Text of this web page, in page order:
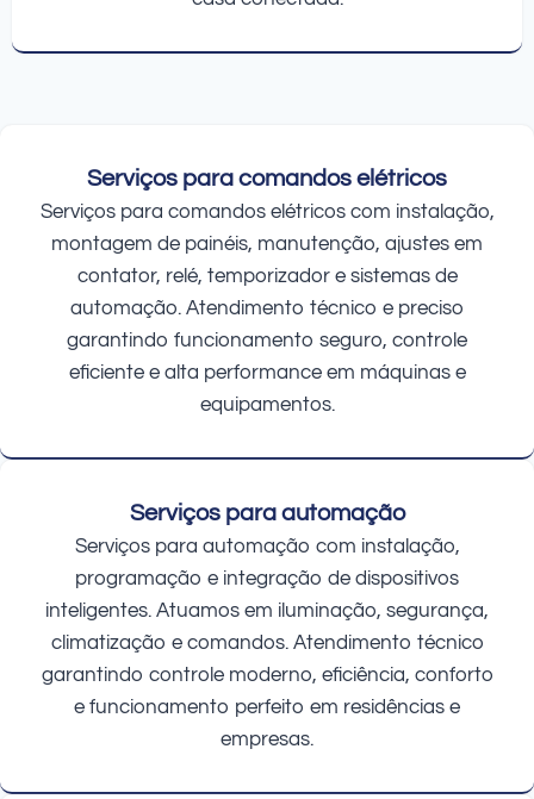
Serviços para comandos elétricos
Serviços para comandos elétricos com instalação,
montagem de painéis, manutenção, ajustes em
contator, relé, temporizador e sistemas de
automação. Atendimento técnico e preciso
garantindo funcionamento seguro, controle
eficiente e alta performance em máquinas e
equipamentos.
Serviços para automação
Serviços para automação com instalação,
programação e integração de dispositivos
inteligentes. Atuamos em iluminação, segurança,
climatização e comandos. Atendimento técnico
garantindo controle moderno, eficiência, conforto
e funcionamento perfeito em residências e
empresas.